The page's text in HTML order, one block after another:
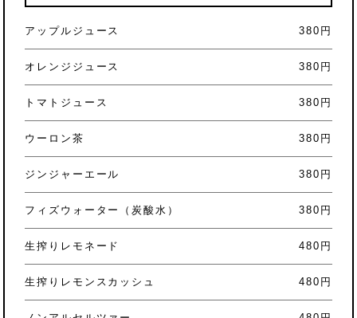
アップルジュース 380円
オレンジジュース 380円
トマトジュース 380円
ウーロン茶 380円
ジンジャーエール 380円
フィズウォーター（炭酸水） 380円
生搾りレモネード 480円
生搾りレモンスカッシュ 480円